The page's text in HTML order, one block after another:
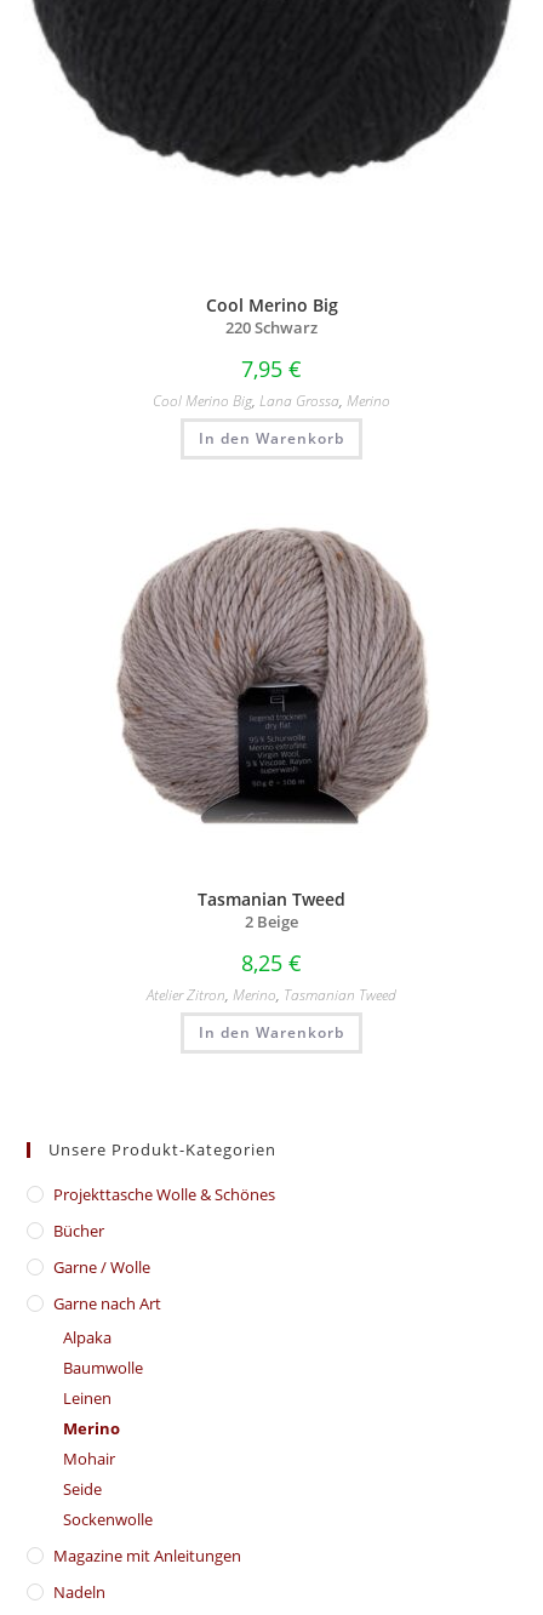
Cool Merino Big
220 Schwarz
7,95 €
Cool Merino Big, Lana Grossa, Merino
In den Warenkorb
Tasmanian Tweed
2 Beige
8,25 €
Atelier Zitron, Merino, Tasmanian Tweed
In den Warenkorb
Unsere Produkt-Kategorien
​Projekttasche Wolle & Schönes
Bücher
Garne / Wolle
Garne nach Art
Alpaka
Baumwolle
Leinen
Merino
Mohair
Seide
Sockenwolle
Magazine mit Anleitungen
Nadeln